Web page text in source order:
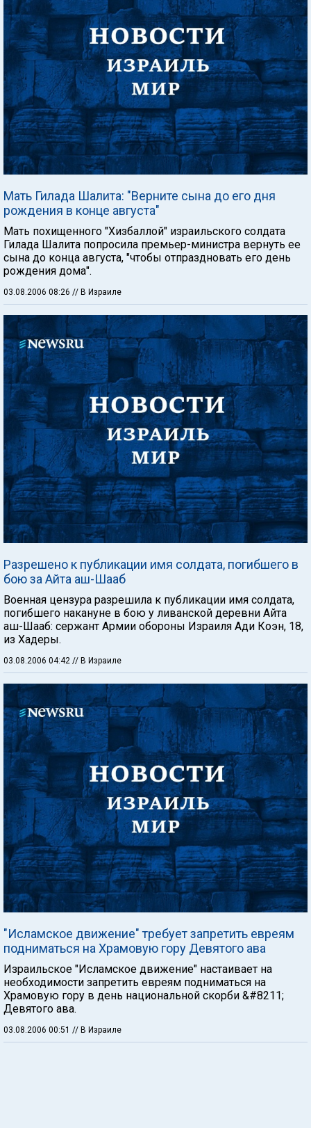
Мать Гилада Шалита: "Верните сына до его дня
рождения в конце августа"
Мать похищенного "Хизбаллой" израильского солдата
Гилада Шалита попросила премьер-министра вернуть ее
сына до конца августа, "чтобы отпраздновать его день
рождения дома".
03.08.2006 08:26 // В Израиле
Разрешено к публикации имя солдата, погибшего в
бою за Айта аш-Шааб
Военная цензура разрешила к публикации имя солдата,
погибшего накануне в бою у ливанской деревни Айта
аш-Шааб: сержант Армии обороны Израиля Ади Коэн, 18,
из Хадеры.
03.08.2006 04:42 // В Израиле
"Исламское движение" требует запретить евреям
подниматься на Храмовую гору Девятого ава
Израильское "Исламское движение" настаивает на
необходимости запретить евреям подниматься на
Храмовую гору в день национальной скорби &#8211;
Девятого ава.
03.08.2006 00:51 // В Израиле